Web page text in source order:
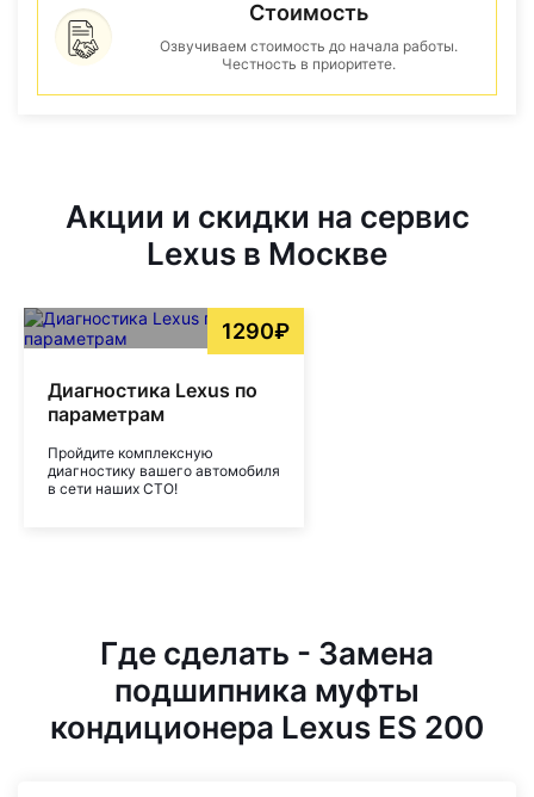
Стоимость
Озвучиваем стоимость до начала работы.
Честность в приоритете.
Акции и скидки на сервис
Lexus в Москве
1290₽
Диагностика Lexus по
параметрам
Пройдите комплексную
диагностику вашего автомобиля
в сети наших СТО!
Где сделать - Замена
подшипника муфты
кондиционера Lexus ES 200